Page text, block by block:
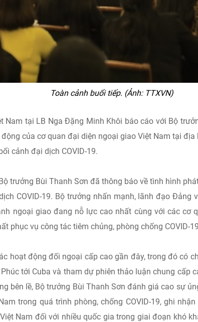
Toàn cảnh buổi tiếp. (Ảnh: TTXVN)
Nam tại LB Nga Đặng Minh Khôi báo cáo với Bộ
của cơ quan đại diện ngoại giao Việt Nam tại
cảnh đại dịch COVID-19.
trưởng Bùi Thanh Sơn đã thông báo về tình hình
COVID-19. Bộ trưởng nhấn mạnh, lãnh đạo Đảng
ngoại giao đang nỗ lực cao nhất cùng với các cơ
phục vụ công tác tiêm chủng, phòng chống COVID-
hoạt động đối ngoại cấp cao gần đây, trong đó có
tới Cuba và tham dự phiên thảo luận chung cấp
bên lề, Bộ trưởng Bùi Thanh Sơn đánh giá cao sự
trong quá trình phòng, chống COVID-19, ghi
Nam đối với nhiều quốc gia trong giai đoạn khó